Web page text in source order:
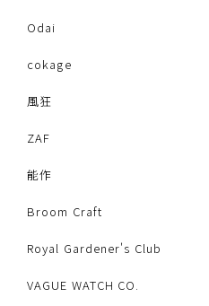
Odai
cokage
風狂
ZAF
能作
Broom Craft
Royal Gardener's Club
VAGUE WATCH CO.